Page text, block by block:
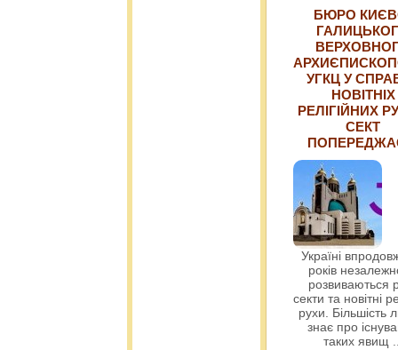
БЮРО
УГКЦ У
НОВІТНІХ
РЕЛІГІЙНИХ
СЕКТ
Україні
років
розвиваються
секти та новітні
рухи. Більшість
знає про
таких явищ